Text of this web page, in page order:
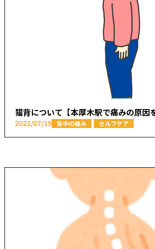
2021/07/19 背中の痛み セルフケア